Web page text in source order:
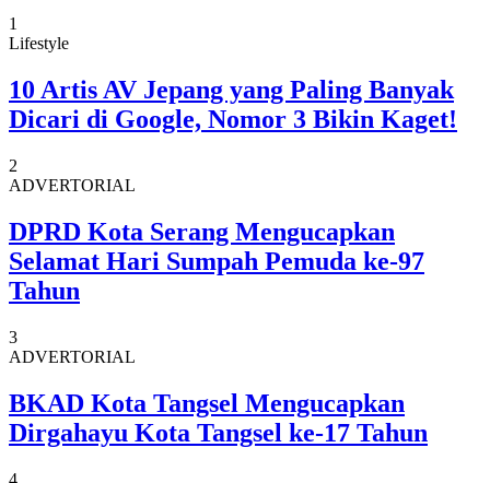
1
Lifestyle
10 Artis AV Jepang yang Paling Banyak
Dicari di Google, Nomor 3 Bikin Kaget!
2
ADVERTORIAL
DPRD Kota Serang Mengucapkan
Selamat Hari Sumpah Pemuda ke-97
Tahun
3
ADVERTORIAL
BKAD Kota Tangsel Mengucapkan
Dirgahayu Kota Tangsel ke-17 Tahun
4